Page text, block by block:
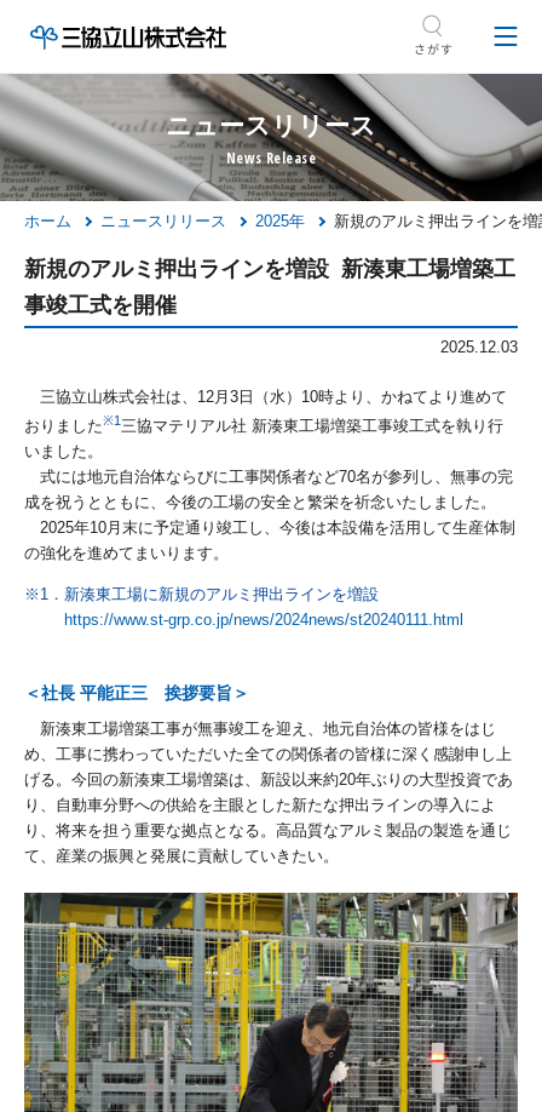
ニュースリリース
ホーム ニュースリリース 2025年 新規のアルミ押出ラインを
新規のアルミ押出ラインを増設 新湊東工場増築工
事竣工式を開催
2025.12.03
三協立山株式会社は、12月3日（水）10時より、かねてより進めて
おりました※1三協マテリアル社 新湊東工場増築工事竣工式を執り行
いました。
式には地元自治体ならびに工事関係者など70名が参列し、無事の完
成を祝うとともに、今後の工場の安全と繁栄を祈念いたしました。
2025年10月末に予定通り竣工し、今後は本設備を活用して生産体制
の強化を進めてまいります。
※1．新湊東工場に新規のアルミ押出ラインを増設
https://www.st-grp.co.jp/news/2024news/st20240111.html
＜社長 平能正三 挨拶要旨＞
新湊東工場増築工事が無事竣工を迎え、地元自治体の皆様をはじ
め、工事に携わっていただいた全ての関係者の皆様に深く感謝申し上
げる。今回の新湊東工場増築は、新設以来約20年ぶりの大型投資であ
り、自動車分野への供給を主眼とした新たな押出ラインの導入によ
り、将来を担う重要な拠点となる。高品質なアルミ製品の製造を通じ
て、産業の振興と発展に貢献していきたい。